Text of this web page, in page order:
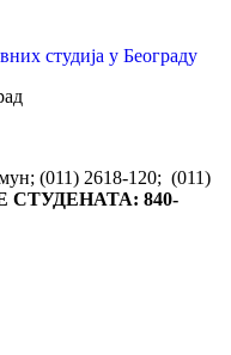
(011) 2618-120; (011)
СТУДЕНАТА: 840-